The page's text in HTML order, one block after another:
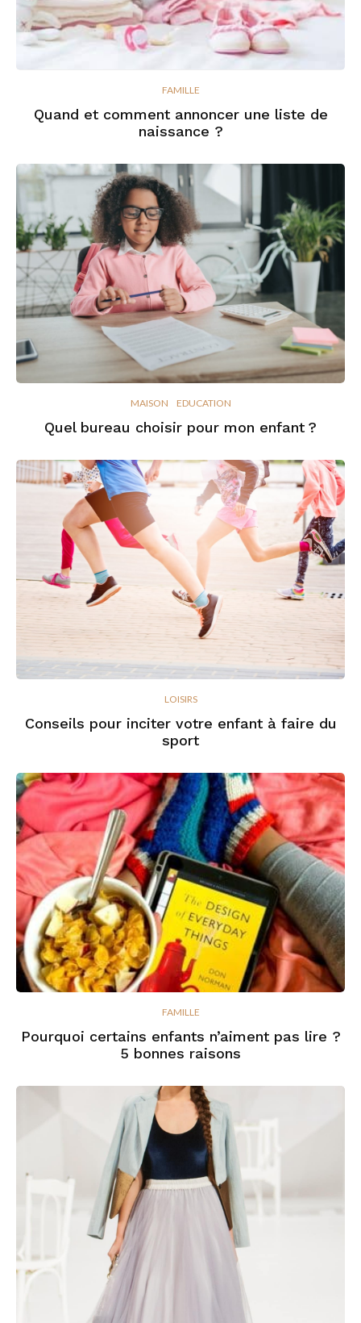
FAMILLE
Quand et comment annoncer une liste de
naissance ?
MAISON EDUCATION
Quel bureau choisir pour mon enfant ?
LOISIRS
Conseils pour inciter votre enfant à faire du
sport
FAMILLE
Pourquoi certains enfants n’aiment pas lire ?
5 bonnes raisons